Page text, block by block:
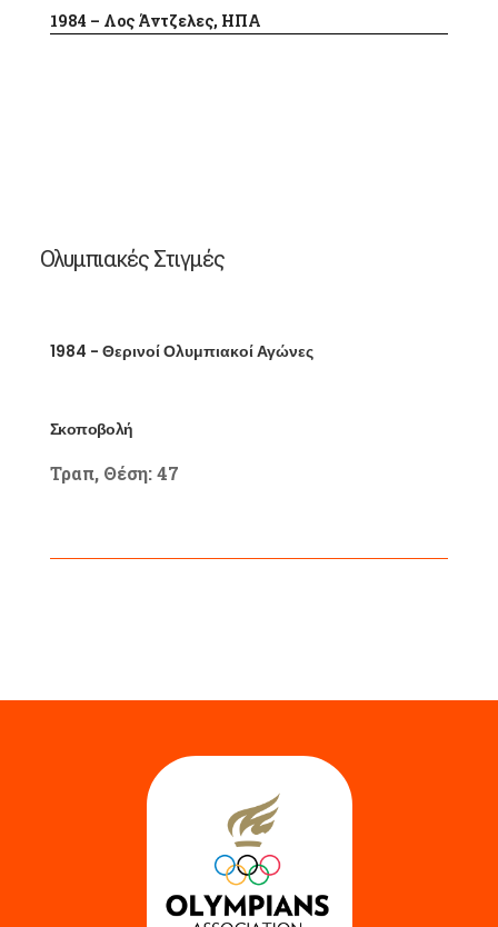
1984 – Λος Άντζελες, ΗΠΑ
Ολυμπιακές Στιγμές
1984 - Θερινοί Ολυμπιακοί Αγώνες
Σκοποβολή
Τραπ, Θέση: 47